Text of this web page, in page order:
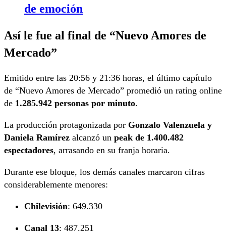
de emoción
Así le fue al final de “Nuevo Amores de
Mercado”
Emitido entre las 20:56 y 21:36 horas, el último capítulo
de “Nuevo Amores de Mercado” promedió un rating online
de 1.285.942 personas por minuto.
La producción protagonizada por Gonzalo Valenzuela y
Daniela Ramírez alcanzó un peak de 1.400.482
espectadores, arrasando en su franja horaria.
Durante ese bloque, los demás canales marcaron cifras
considerablemente menores:
Chilevisión: 649.330
Canal 13: 487.251